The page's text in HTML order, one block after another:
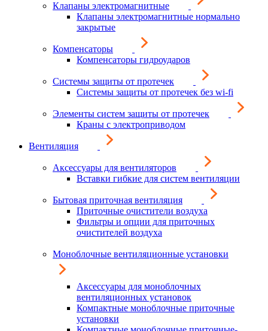
Клапаны электромагнитные
Клапаны электромагнитные нормально
закрытые
Компенсаторы
Компенсаторы гидроударов
Системы защиты от протечек
Системы защиты от протечек без wi-fi
Элементы систем защиты от протечек
Краны с электроприводом
Вентиляция
Аксессуары для вентиляторов
Вставки гибкие для систем вентиляции
Бытовая приточная вентиляция
Приточные очистители воздуха
Фильтры и опции для приточных
очистителей воздуха
Моноблочные вентиляционные установки
Аксессуары для моноблочных
вентиляционных установок
Компактные моноблочные приточные
установки